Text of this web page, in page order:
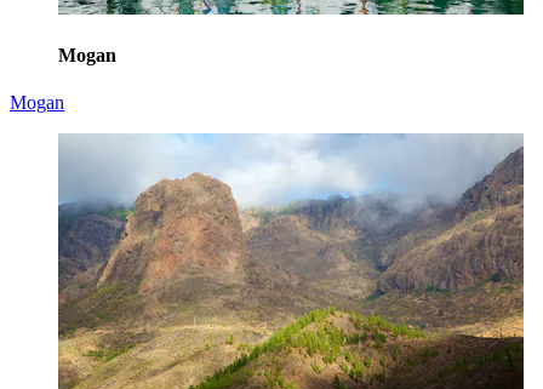
Mogan
Mogan